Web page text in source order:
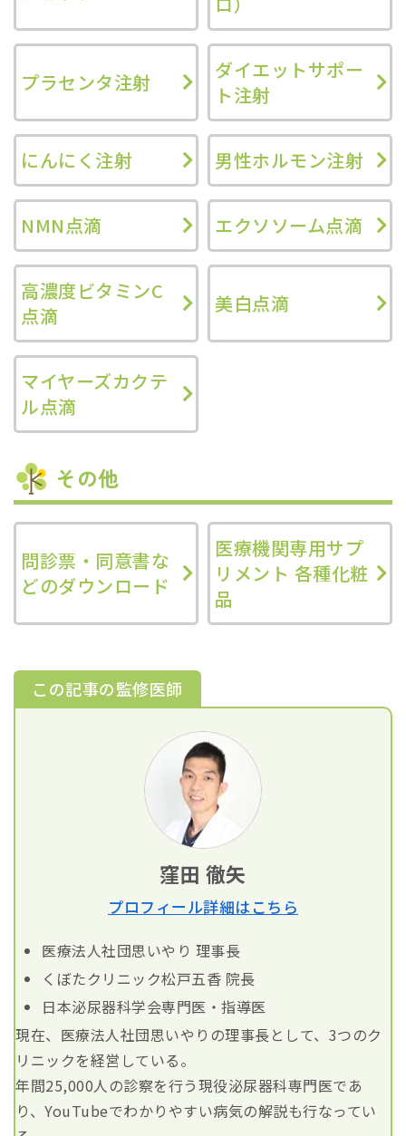
プラセンタ注射
ダイエットサポー
ト注射
にんにく注射 男性ホルモン注射
NMN点滴 エクソソーム点滴
高濃度ビタミンC
点滴
美白点滴
マイヤーズカクテ
ル点滴
その他
問診票・同意書な
どのダウンロード
医療機関専用サプ
リメント 各種化粧
品
この記事の監修医師
窪田 徹矢
プロフィール詳細はこちら
医療法人社団思いやり 理事長
くぼたクリニック松戸五香 院長
日本泌尿器科学会専門医・指導医
現在、医療法人社団思いやりの理事長として、3つのク
リニックを経営している。
年間25,000人の診察を行う現役泌尿器科専門医であ
り、YouTubeでわかりやすい病気の解説も行なってい